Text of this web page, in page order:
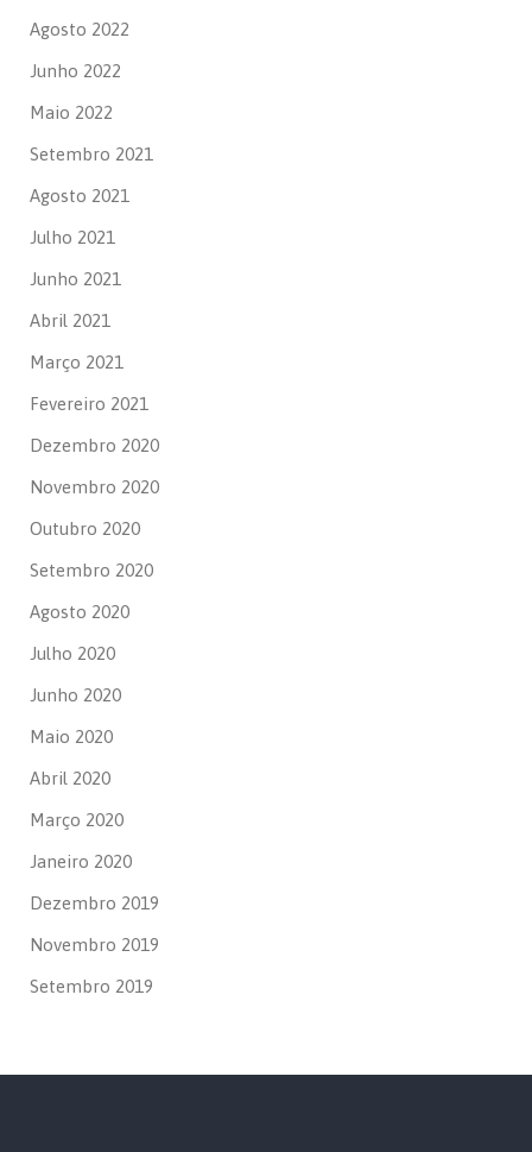
Agosto 2022
Junho 2022
Maio 2022
Setembro 2021
Agosto 2021
Julho 2021
Junho 2021
Abril 2021
Março 2021
Fevereiro 2021
Dezembro 2020
Novembro 2020
Outubro 2020
Setembro 2020
Agosto 2020
Julho 2020
Junho 2020
Maio 2020
Abril 2020
Março 2020
Janeiro 2020
Dezembro 2019
Novembro 2019
Setembro 2019